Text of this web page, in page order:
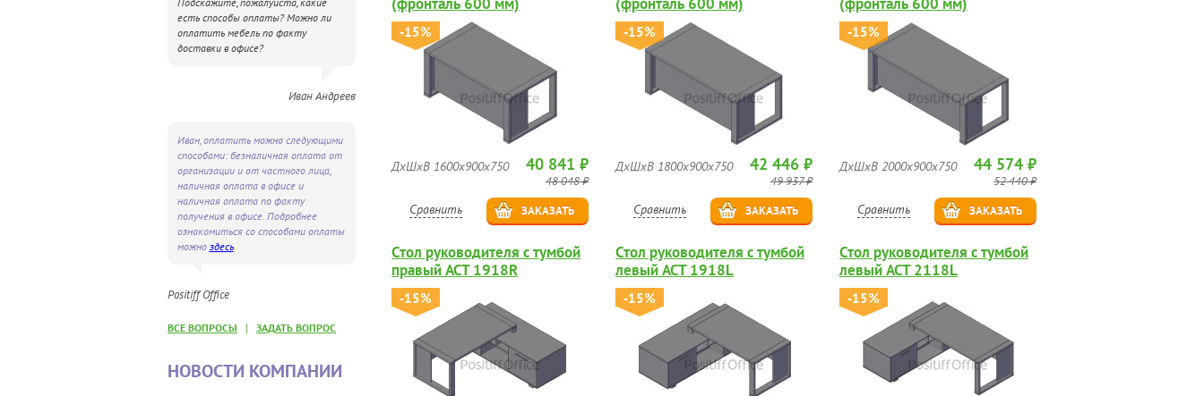
есть способы оплаты? Можно ли
оплатить мебель по факту
доставки в офисе?
Иван Андреев
Иван, оплатить можно следующими
способами: безналичная оплата от
организации и от частного лица,
наличная оплата в офисе и
наличная оплата по факту
получения в офисе. Подробнее
ознакомиться со способами оплаты
можно здесь
Positiff Office
ВСЕ ВОПРОСЫ | ЗАДАТЬ ВОПРОС
НОВОСТИ КОМПАНИИ
-15%
ДхШхВ 1600х900х750 40 841 ₽
48 048 ₽
Сравнить ЗАКАЗАТЬ
-15%
ДхШхВ 1800х900х750 42 446 ₽
49 937 ₽
Сравнить ЗАКАЗАТЬ
-15%
ДхШхВ 2000х900х750 44 574 ₽
52 440 ₽
Сравнить ЗАКАЗАТЬ
Стол руководителя с тумбой
правый ACT 1918R
-15%
Стол руководителя с тумбой
левый ACT 1918L
-15%
Стол руководителя с тумбой
левый ACT 2118L
-15%